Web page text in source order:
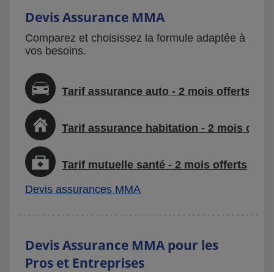
Devis Assurance MMA
Comparez et choisissez la formule adaptée à
vos besoins.
Tarif assurance auto - 2 mois offerts
Tarif assurance habitation - 2 mois
Tarif mutuelle santé - 2 mois offerts
Devis assurances MMA
Devis Assurance MMA pour les
Pros et Entreprises